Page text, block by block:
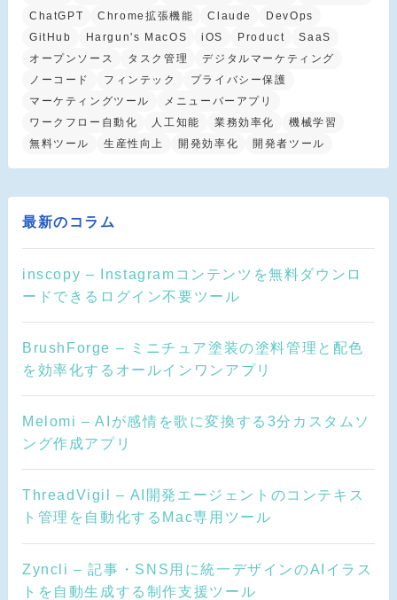
ChatGPT
Chrome拡張機能 Claude
DevOps
GitHub
Hargun's MacOS iOS Product
SaaS
オープンソース
タスク管理
デジタルマーケティング
ノーコード
フィンテック
プライバシー保護
マーケティングツール
メニューバーアプリ
ワークフロー自動化
人工知能 業務効率化
機械学習
無料ツール
生産性向上 開発効率化 開発者ツール
最新のコラム
inscopy – Instagramコンテンツを無料ダウンロ
ードできるログイン不要ツール
BrushForge – ミニチュア塗装の塗料管理と配色
を効率化するオールインワンアプリ
Melomi – AIが感情を歌に変換する3分カスタムソ
ング作成アプリ
ThreadVigil – AI開発エージェントのコンテキス
ト管理を自動化するMac専用ツール
Zyncli – 記事・SNS用に統一デザインのAIイラス
トを自動生成する制作支援ツール